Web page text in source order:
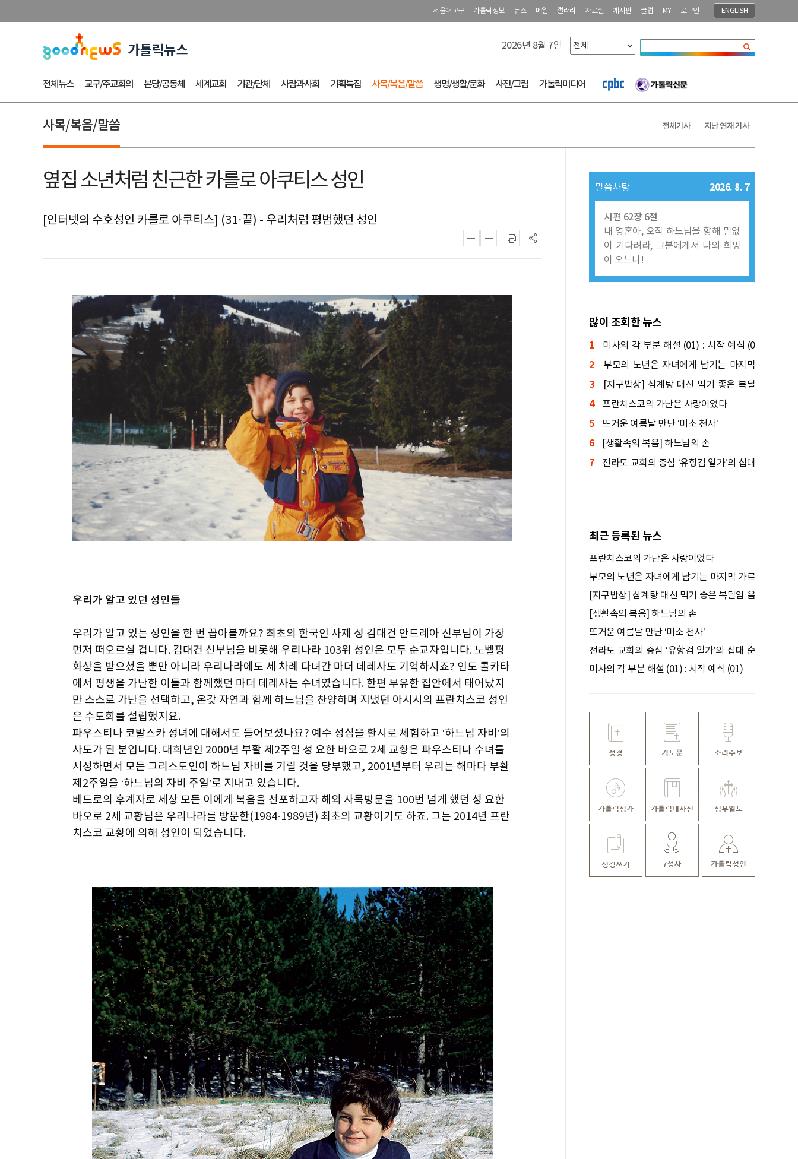
서울대교구 가톨릭정보 뉴스 메일 갤러리 자료실 게시판 클럽 MY 로그인 ENGLISH
2026년 8월 7일
전체뉴스 교구/주교회의 본당/공동체 세계교회 기관/단체 사람과사회 기획특집 사목/복음/말씀 생명/생활/문화 사진/그림 가톨릭미디어
사목/복음/말씀 전체기사 지난 연재 기사
옆집 소년처럼 친근한 카를로 아쿠티스 성인
[인터넷의 수호성인 카를로 아쿠티스] (31·끝) - 우리처럼 평범했던 성인
우리가 알고 있던 성인들
우리가 알고 있는 성인을 한 번 꼽아볼까요? 최초의 한국인 사제 성 김대건 안드레아 신부님이 가장
먼저 떠오르실 겁니다. 김대건 신부님을 비롯해 우리나라 103위 성인은 모두 순교자입니다. 노벨평
화상을 받으셨을 뿐만 아니라 우리나라에도 세 차례 다녀간 마더 데레사도 기억하시죠? 인도 콜카타
에서 평생을 가난한 이들과 함께했던 마더 데레사는 수녀였습니다. 한편 부유한 집안에서 태어났지
만 스스로 가난을 선택하고, 온갖 자연과 함께 하느님을 찬양하며 지냈던 아시시의 프란치스코 성인
은 수도회를 설립했지요.
파우스티나 코발스카 성녀에 대해서도 들어보셨나요? 예수 성심을 환시로 체험하고 ‘하느님 자비’의
사도가 된 분입니다. 대희년인 2000년 부활 제2주일 성 요한 바오로 2세 교황은 파우스티나 수녀를
시성하면서 모든 그리스도인이 하느님 자비를 기릴 것을 당부했고, 2001년부터 우리는 해마다 부활
제2주일을 ‘하느님의 자비 주일’로 지내고 있습니다.
베드로의 후계자로 세상 모든 이에게 복음을 선포하고자 해외 사목방문을 100번 넘게 했던 성 요한
바오로 2세 교황님은 우리나라를 방문한(1984·1989년) 최초의 교황이기도 하죠. 그는 2014년 프란
치스코 교황에 의해 성인이 되었습니다.
말씀사탕 2026. 8. 7
시편 62장 6절
내 영혼아, 오직 하느님을 향해 말없
이 기다려라, 그분에게서 나의 희망
이 오느니!
많이 조회한 뉴스
1
미사의 각 부분 해설 (01) : 시작 예식 (0
1)
2
부모의 노년은 자녀에게 남기는 마지막
가르침
3
[지구밥상] 삼계탕 대신 먹기 좋은 복달
임 음식
4 프란치스코의 가난은 사랑이었다
5 뜨거운 여름날 만난 ‘미소 천사’
6 [생활속의 복음] 하느님의 손
7
전라도 교회의 중심 ‘유항검 일가’의 십대
최근 등록된 뉴스
프란치스코의 가난은 사랑이었다
부모의 노년은 자녀에게 남기는 마지막 가르
침
[지구밥상] 삼계탕 대신 먹기 좋은 복달임 음
식
[생활속의 복음] 하느님의 손
뜨거운 여름날 만난 ‘미소 천사’
전라도 교회의 중심 ‘유항검 일가’의 십대 순
교자들
미사의 각 부분 해설 (01) : 시작 예식 (01)